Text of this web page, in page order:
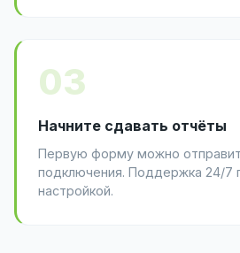
03
Начните сдавать отчёты
Первую форму можно
подключения. Поддержка 24/7
настройкой.